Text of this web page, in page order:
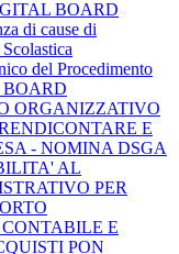
BOARD
di cause di
del Procedimento
BOARD
ORGANIZZATIVO
E
- NOMINA DSGA
AL
PER
E
PON